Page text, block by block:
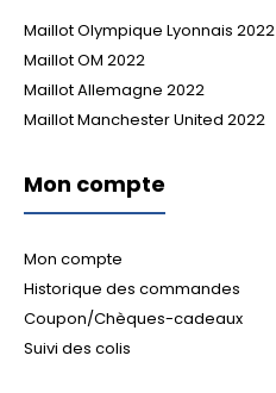
Maillot Olympique Lyonnais 2022
Maillot OM 2022
Maillot Allemagne 2022
Maillot Manchester United 2022
Mon compte
Mon compte
Historique des commandes
Coupon/Chèques-cadeaux
Suivi des colis